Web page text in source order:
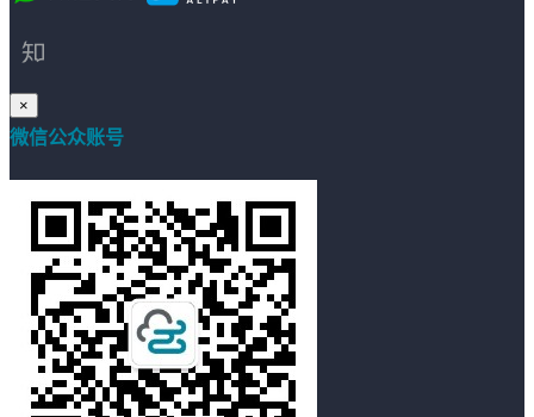
×
微信公众账号